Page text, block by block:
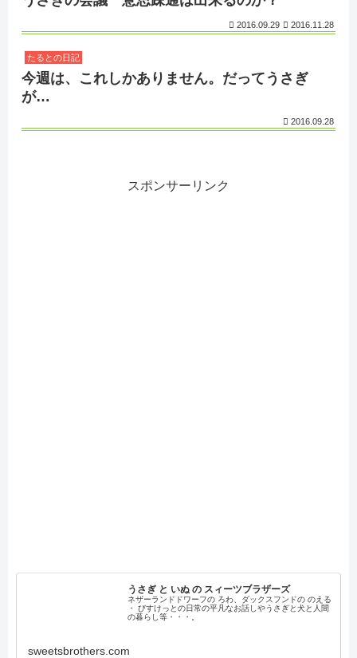
2016.09.29 2016.11.28
たるとの日記
今週は、これしかありません。だってうさぎ
が…
2016.09.28
スポンサーリンク
うさぎ と いぬ の スィーツブラザーズ
ネザーランドドワーフの ろわ、ダックスフンドの のえる
・ びすけっとの日常の平凡なお話しやうさぎと犬と人間
の暮らし等・・・。
sweetsbrothers.com